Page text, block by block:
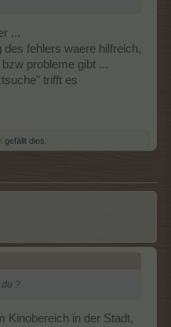
...
des fehlers waere hilfreich,
probleme gibt ...
trifft es
gefällt dies.
?
Kinobereich in der Stadt,